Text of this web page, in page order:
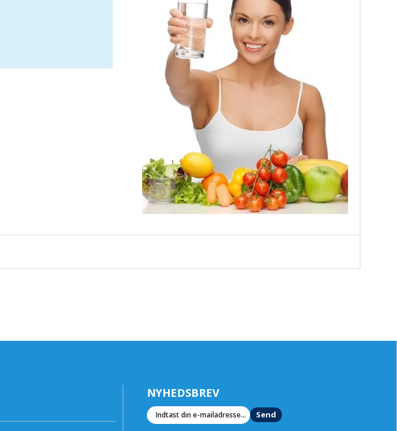
NYHEDSBREV
Send